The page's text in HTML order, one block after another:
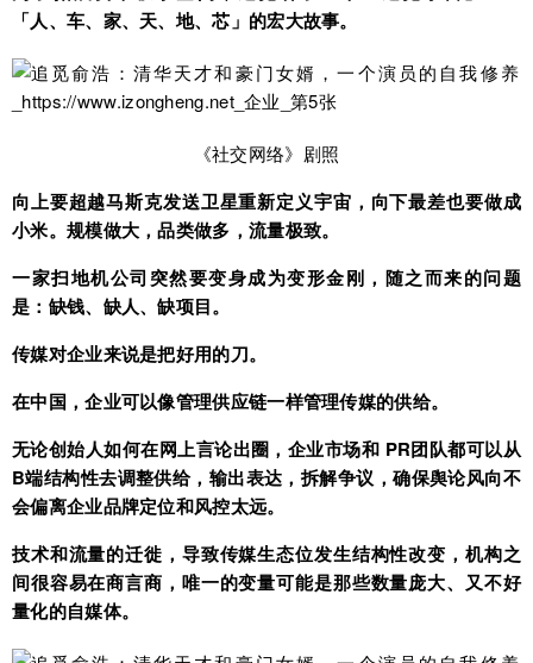
「人、车、家、天、地、芯」的宏大故事。
《社交网络》剧照
向上要超越马斯克发送卫星重新定义宇宙，向下最差也要做成
小米。规模做大，品类做多，流量极致。
一家扫地机公司突然要变身成为变形金刚，随之而来的问题
是：缺钱、缺人、缺项目。
传媒对企业来说是把好用的刀。
在中国，企业可以像管理供应链一样管理传媒的供给。
无论创始人如何在网上言论出圈，企业市场和 PR团队都可以从
B端结构性去调整供给，输出表达，拆解争议，确保舆论风向不
会偏离企业品牌定位和风控太远。
技术和流量的迁徙，导致传媒生态位发生结构性改变，机构之
间很容易在商言商，唯一的变量可能是那些数量庞大、又不好
量化的自媒体。